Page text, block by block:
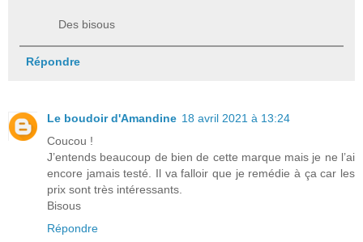
Des bisous
Répondre
Le boudoir d'Amandine 18 avril 2021 à 13:24
Coucou !
J’entends beaucoup de bien de cette marque mais je ne l’ai
encore jamais testé. Il va falloir que je remédie à ça car les
prix sont très intéressants.
Bisous
Répondre